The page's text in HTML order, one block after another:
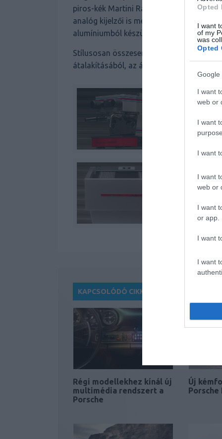
Opted
I want
of my
was
Opted
Google
I want
web or
I want
I want
I want
web or
I want
or app.
I want
I want
piros-kék Martini Racing csíkozást is.
analóg kijelzői is megegyeznek a
alumíniumból készültek.
Stílusosan összesen 911 darabot
átalakításából, az ára pedig 4950
KAPCSOLÓDÓ CIKKEK
Régi modellekhez kínál új
multimédia rendszert a
Porsche
Új
Porsche